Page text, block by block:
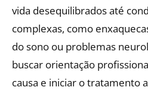
vida desequilibrados até
complexas, como
do sono ou problemas
buscar orientação
causa e iniciar o tratamento